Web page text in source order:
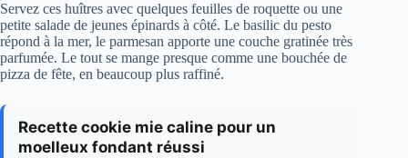
Servez ces huîtres avec quelques feuilles de roquette ou une
petite salade de jeunes épinards à côté. Le basilic du pesto
répond à la mer, le parmesan apporte une couche gratinée très
parfumée. Le tout se mange presque comme une bouchée de
pizza de fête, en beaucoup plus raffiné.
Recette cookie mie caline pour un
moelleux fondant réussi